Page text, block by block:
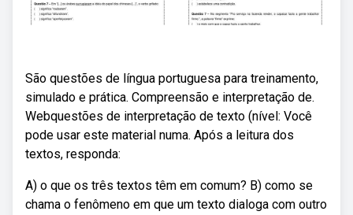
São questões de língua portuguesa para treinamento,
simulado e prática. Compreensão e interpretação de.
Webquestões de interpretação de texto (nível: Você
pode usar este material numa. Após a leitura dos
textos, responda:
A) o que os três textos têm em comum? B) como se
chama o fenômeno em que um texto dialoga com outro